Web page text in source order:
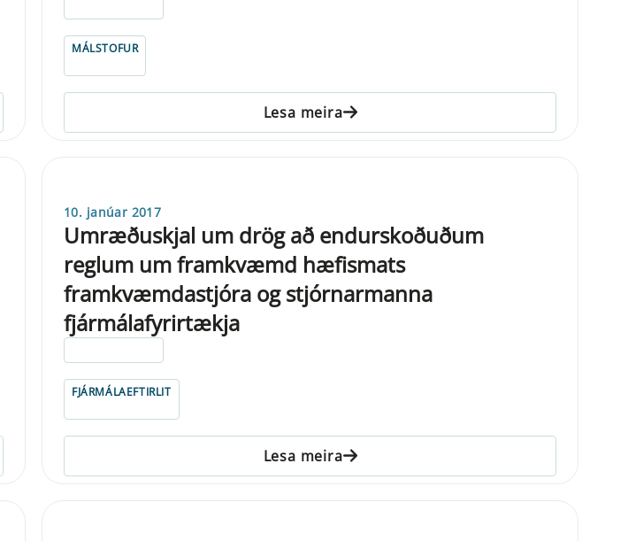
MÁLSTOFUR
Lesa meira
10. janúar 2017
Umræðuskjal um drög að endurskoðuðum
reglum um framkvæmd hæfismats
framkvæmdastjóra og stjórnarmanna
fjármálafyrirtækja
FJÁRMÁLAEFTIRLIT
Lesa meira